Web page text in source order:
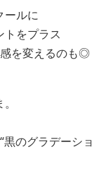
ールに
をプラス
を変えるのも◎
のグラデーショ